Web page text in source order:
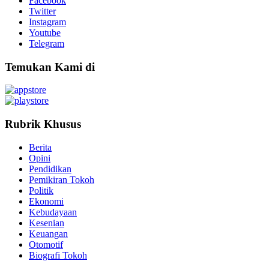
Twitter
Instagram
Youtube
Telegram
Temukan Kami di
Rubrik Khusus
Berita
Opini
Pendidikan
Pemikiran Tokoh
Politik
Ekonomi
Kebudayaan
Kesenian
Keuangan
Otomotif
Biografi Tokoh